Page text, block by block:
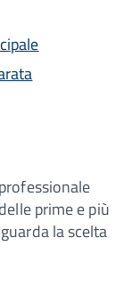
prime e più
la scelta